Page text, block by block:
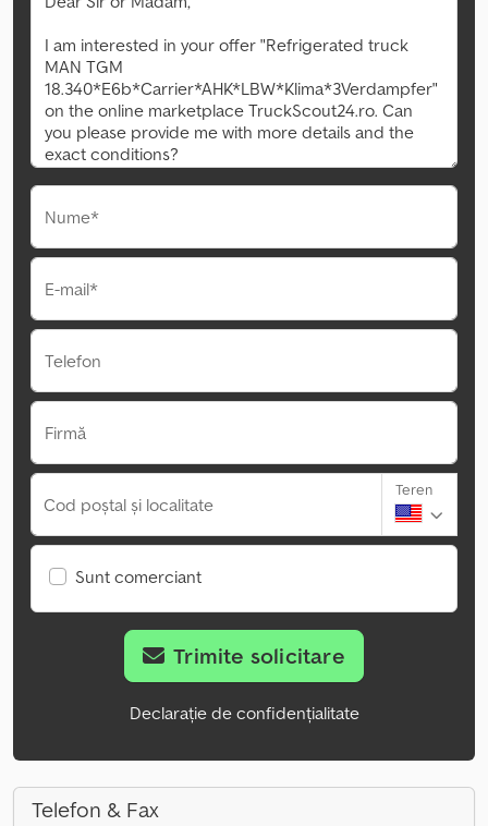
Nume*
E-mail*
Telefon
Firmă
Cod poștal și localitate
Teren
Sunt comerciant
Trimite solicitare
Declarație de confidențialitate
Telefon & Fax